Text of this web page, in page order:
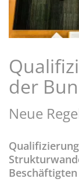
der
Neue
Beschäftigten